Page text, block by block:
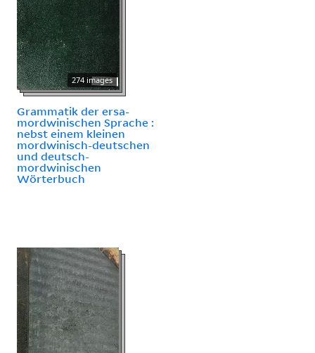
274 images
Grammatik der ersa-
mordwinischen Sprache :
nebst einem kleinen
mordwinisch-deutschen
und deutsch-
mordwinischen
Wörterbuch